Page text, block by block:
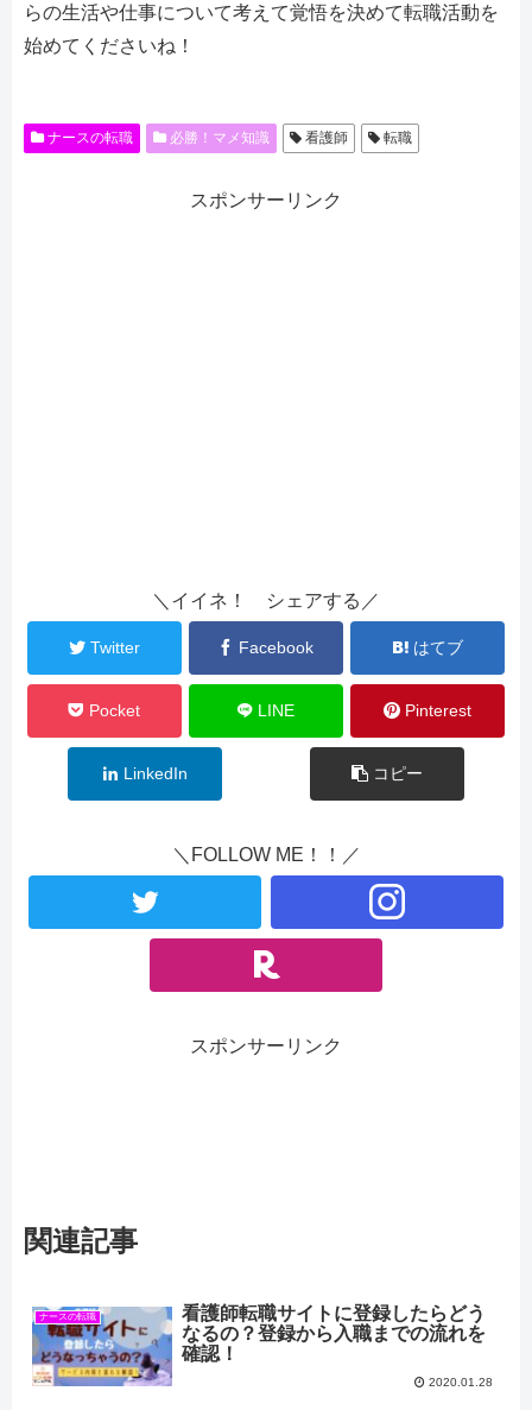
らの生活や仕事について考えて覚悟を決めて転職活動を
始めてくださいね！
ナースの転職 必勝！マメ知識 看護師 転職
スポンサーリンク
＼イイネ！ シェアする／
Twitter Facebook はてブ
Pocket LINE Pinterest
LinkedIn コピー
＼FOLLOW ME！！／
スポンサーリンク
関連記事
ナースの転職
看護師転職サイトに登録したらどう
なるの？登録から入職までの流れを
確認！
2020.01.28